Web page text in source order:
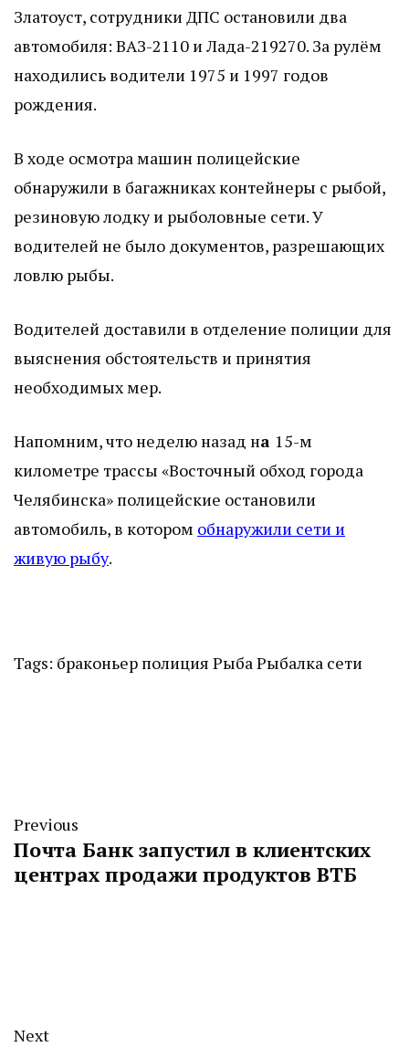
Златоуст, сотрудники ДПС остановили два
автомобиля: ВАЗ-2110 и Лада-219270. За рулём
находились водители 1975 и 1997 годов
рождения.
В ходе осмотра машин полицейские
обнаружили в багажниках контейнеры с рыбой,
резиновую лодку и рыболовные сети. У
водителей не было документов, разрешающих
ловлю рыбы.
Водителей доставили в отделение полиции для
выяснения обстоятельств и принятия
необходимых мер.
Напомним, что неделю назад на 15-м
километре трассы «Восточный обход города
Челябинска» полицейские остановили
автомобиль, в котором обнаружили сети и
живую рыбу.
Tags: браконьер полиция РыбаРыбалка сети
Previous
Почта Банк запустил в клиентских
центрах продажи продуктов ВТБ
Next